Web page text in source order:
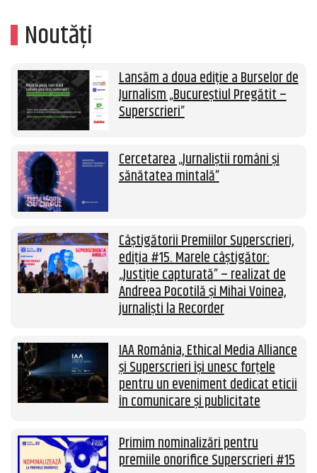
Noutăți
Lansăm a doua ediție a Burselor de
Jurnalism „Bucureștiul Pregătit –
Superscrieri”
Cercetarea „Jurnaliștii români și
sănătatea mintală”
Câștigătorii Premiilor Superscrieri,
ediția #15. Marele câștigător:
„Justiție capturată” – realizat de
Andreea Pocotilă și Mihai Voinea,
jurnaliști la Recorder
IAA România, Ethical Media Alliance
și Superscrieri își unesc forțele
pentru un eveniment dedicat eticii
în comunicare și publicitate
Primim nominalizări pentru
premiile onorifice Superscrieri #15